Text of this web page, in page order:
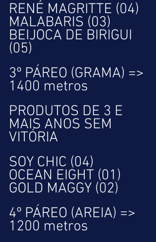
RENÉ MAGRITTE (04)
MALABARIS (03)
BEIJOCA DE BIRIGUI
(05)
3º PÁREO (GRAMA) =>
1400 metros
PRODUTOS DE 3 E
MAIS ANOS SEM
VITÓRIA
SOY CHIC (04)
OCEAN EIGHT (01)
GOLD MAGGY (02)
4º PÁREO (AREIA) =>
1200 metros